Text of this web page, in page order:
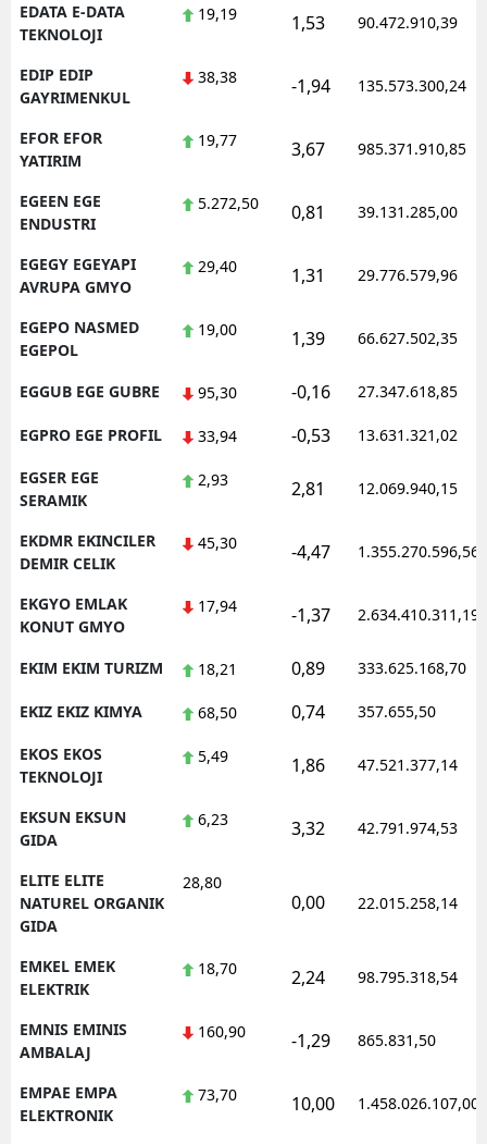
EDATA E-DATA
TEKNOLOJI
19,19 1,53 90.472.910,39
EDIP EDIP
GAYRIMENKUL
38,38 -1,94 135.573.300,24
EFOR EFOR
YATIRIM
19,77 3,67 985.371.910,85
EGEEN EGE
ENDUSTRI
5.272,50 0,81 39.131.285,00
EGEGY EGEYAPI
AVRUPA GMYO
29,40 1,31 29.776.579,96
EGEPO NASMED
EGEPOL
19,00 1,39 66.627.502,35
EGGUB EGE GUBRE 95,30 -0,16 27.347.618,85
EGPRO EGE PROFIL 33,94 -0,53 13.631.321,02
EGSER EGE
SERAMIK
2,93 2,81 12.069.940,15
EKDMR EKINCILER
DEMIR CELIK
45,30 -4,47 1.355.270.596,56
EKGYO EMLAK
KONUT GMYO
17,94 -1,37 2.634.410.311,19
EKIM EKIM TURIZM 18,21 0,89 333.625.168,70
EKIZ EKIZ KIMYA 68,50 0,74 357.655,50
EKOS EKOS
TEKNOLOJI
5,49 1,86 47.521.377,14
EKSUN EKSUN
GIDA
6,23 3,32 42.791.974,53
ELITE ELITE
NATUREL ORGANIK
GIDA
28,80
0,00 22.015.258,14
EMKEL EMEK
ELEKTRIK
18,70 2,24 98.795.318,54
EMNIS EMINIS
AMBALAJ
160,90 -1,29 865.831,50
EMPAE EMPA
ELEKTRONIK
73,70 10,00 1.458.026.107,00